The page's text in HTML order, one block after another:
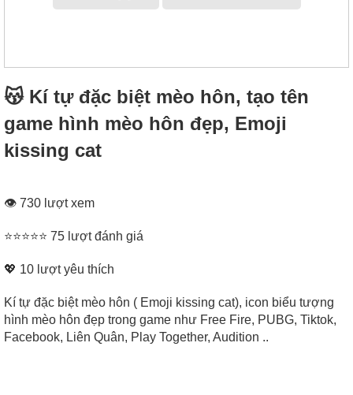
😽 Kí tự đặc biệt mèo hôn, tạo tên
game hình mèo hôn đẹp, Emoji
kissing cat
👁 730 lượt xem
⭐⭐⭐⭐⭐ 75 lượt đánh giá
💖 10 lượt yêu thích
Kí tự đặc biệt mèo hôn ( Emoji kissing cat), icon biểu tượng
hình mèo hôn đẹp trong game như Free Fire, PUBG, Tiktok,
Facebook, Liên Quân, Play Together, Audition ..